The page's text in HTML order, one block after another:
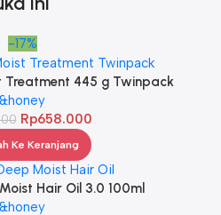
-17%
Treatment 445 g Twinpack
&honey
Rp658.000
Ke Keranjang
Hair Oil 3.0 100ml
&honey